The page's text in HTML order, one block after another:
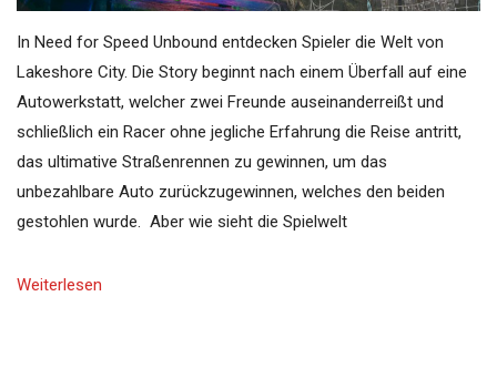
In Need for Speed Unbound entdecken Spieler die Welt von
Lakeshore City. Die Story beginnt nach einem Überfall auf eine
Autowerkstatt, welcher zwei Freunde auseinanderreißt und
schließlich ein Racer ohne jegliche Erfahrung die Reise antritt,
das ultimative Straßenrennen zu gewinnen, um das
unbezahlbare Auto zurückzugewinnen, welches den beiden
gestohlen wurde. Aber wie sieht die Spielwelt
Weiterlesen